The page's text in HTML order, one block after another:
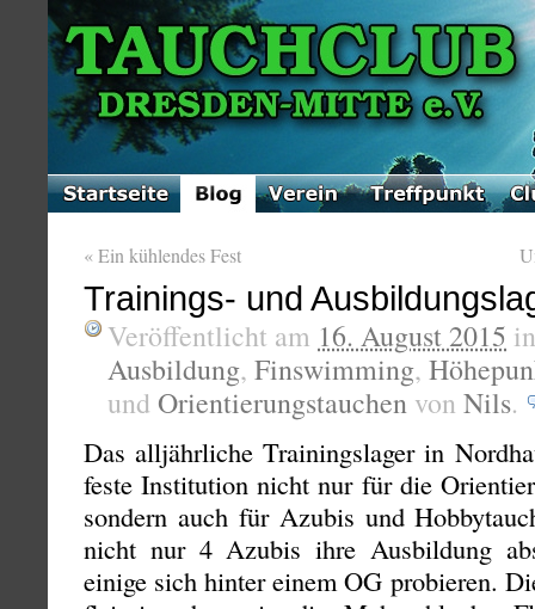
«Ein kühlendes Fest
Trainings- und
Veröffentlicht am 16. August 2015
Ausbildung, Finswimming,
und Orientierungstauchen von Nils.
Das alljährliche Trainingslager in
feste Institution nicht nur für die
sondern auch für Azubis und
nicht nur 4 Azubis ihre Ausbildung
einige sich hinter einem OG probieren.